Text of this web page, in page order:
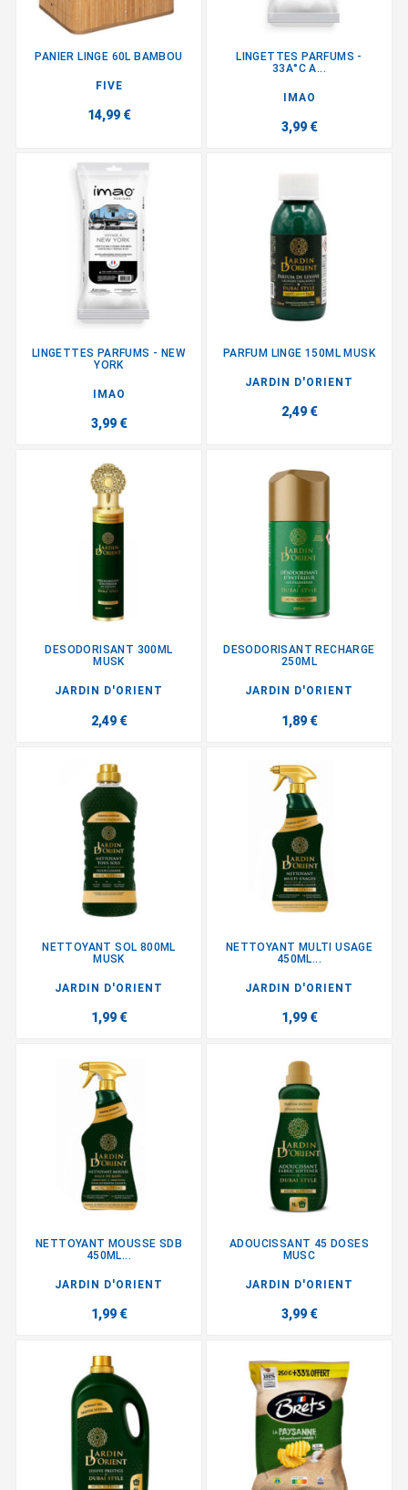
PANIER LINGE 60L BAMBOU
FIVE
14,99 €
LINGETTES PARFUMS -
33A°C A...
IMAO
3,99 €
LINGETTES PARFUMS - NEW
YORK
IMAO
3,99 €
PARFUM LINGE 150ML MUSK
JARDIN D'ORIENT
2,49 €
DESODORISANT 300ML
MUSK
JARDIN D'ORIENT
2,49 €
DESODORISANT RECHARGE
250ML
JARDIN D'ORIENT
1,89 €
NETTOYANT SOL 800ML
MUSK
JARDIN D'ORIENT
1,99 €
NETTOYANT MULTI USAGE
450ML...
JARDIN D'ORIENT
1,99 €
NETTOYANT MOUSSE SDB
450ML...
JARDIN D'ORIENT
1,99 €
ADOUCISSANT 45 DOSES
MUSC
JARDIN D'ORIENT
3,99 €